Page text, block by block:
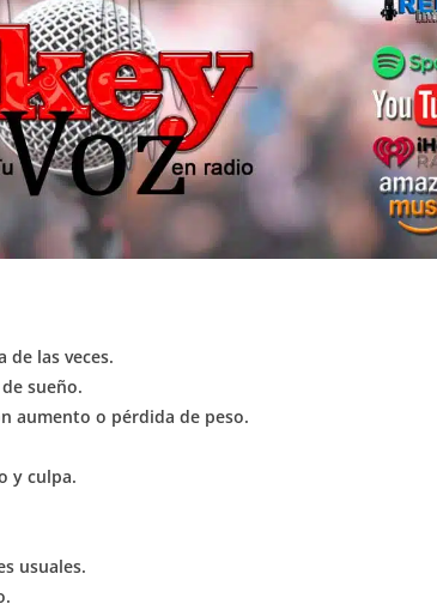
las veces.
sueño.
aumento o pérdida de peso.
y culpa.
usuales.